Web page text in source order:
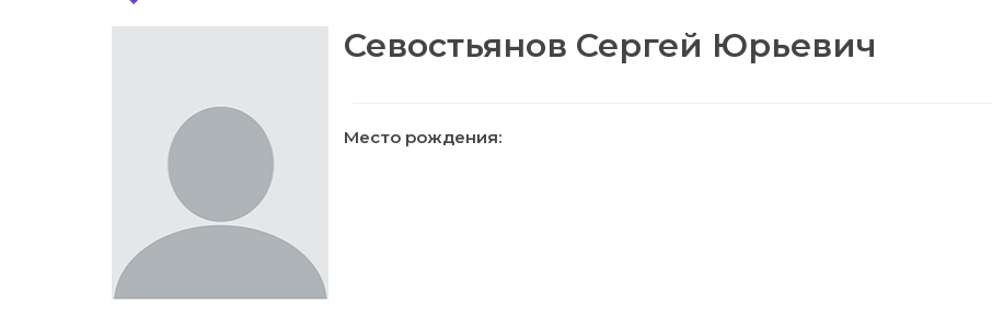
Севостьянов Сергей Юрьевич
Место рождения: